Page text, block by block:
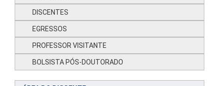
DISCENTES
EGRESSOS
PROFESSOR VISITANTE
BOLSISTA PÓS-DOUTORADO